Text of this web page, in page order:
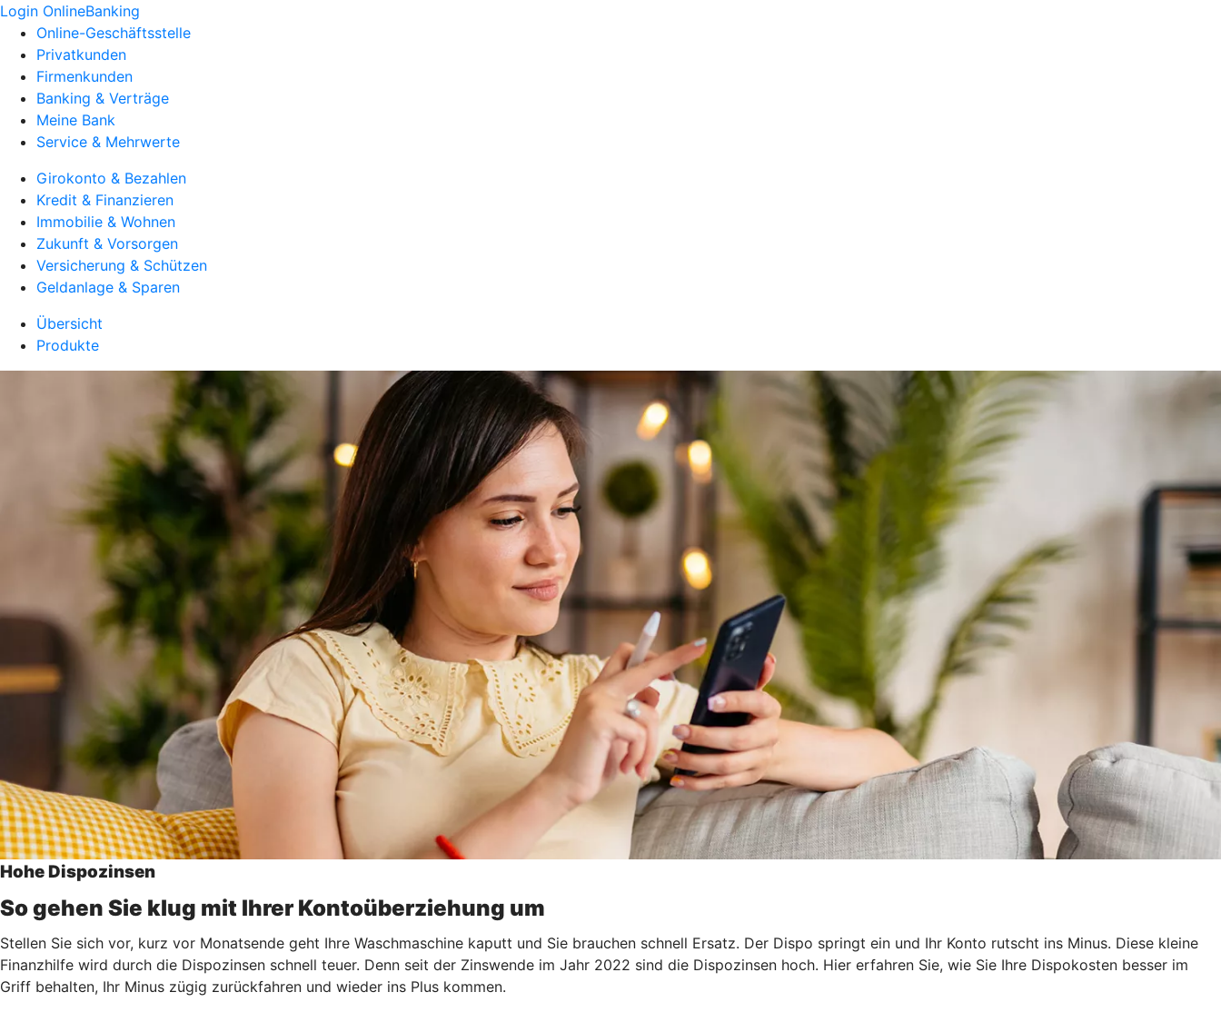
Login OnlineBanking
Online-Geschäftsstelle
Privatkunden
Firmenkunden
Banking & Verträge
Meine Bank
Service & Mehrwerte
Girokonto & Bezahlen
Kredit & Finanzieren
Immobilie & Wohnen
Zukunft & Vorsorgen
Versicherung & Schützen
Geldanlage & Sparen
Übersicht
Produkte
Hohe Dispozinsen
So gehen Sie klug mit Ihrer Kontoüberziehung um
Stellen Sie sich vor, kurz vor Monatsende geht Ihre Waschmaschine kaputt und Sie brauchen schnell Ersatz. Der Dispo springt ein und Ihr Konto rutscht ins Minus. Diese kleine
Finanzhilfe wird durch die Dispozinsen schnell teuer. Denn seit der Zinswende im Jahr 2022 sind die Dispozinsen hoch. Hier erfahren Sie, wie Sie Ihre Dispokosten besser im
Griff behalten, Ihr Minus zügig zurückfahren und wieder ins Plus kommen.